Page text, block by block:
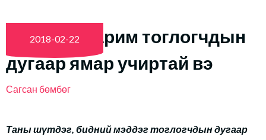
NBA-ийн зарим тоглогчдын
дугаар ямар учиртай вэ
Сагсан бөмбөг
2018-02-22
Таны шүтдэг, бидний мэддэг тоглогчдын дугаар